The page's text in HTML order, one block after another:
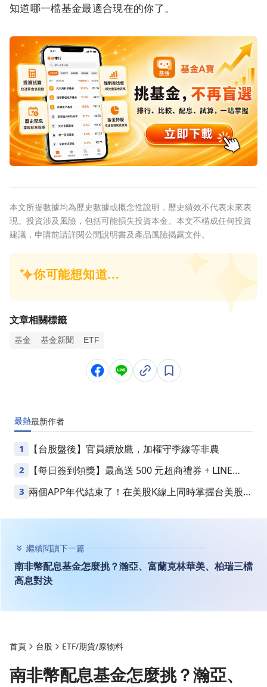
知道哪一檔基金最適合現在的你了。
本文所提數據均為歷史數據或概念性說明，歷史績效不代表未來表
現。投資涉及風險，包括可能損失投資本金。本文不構成任何投資
建議，申購前請詳閱公開說明書及產品風險揭露文件。
文章相關標籤
基金 基金新聞 ETF
最熱最新作者
1 【台股盤後】官員續放鷹，加權守季線等非農
2
【每日簽到領獎】最高送 500 元超商禮券 + LINE
Points
3 兩個APP年代結束了！在美股K線上同時掌握台美股損
繼續閱讀下一篇
南非幣配息基金怎麼挑？瀚亞、富蘭克林華美、柏瑞三檔
高息對決
首頁 台股 ETF/期貨/原物料
南非幣配息基金怎麼挑？瀚亞、